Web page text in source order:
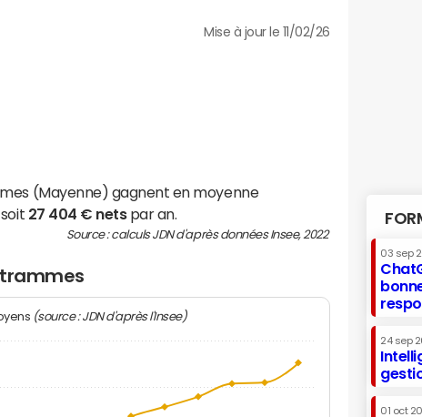
Mise à jour le 11/02/26
(Mayenne) gagnent en moyenne
27 404 € netspar an.
Source : calculs JDN d'après données Insee, 2022
(source : JDN d'après l'Insee)
03 sep
24 sep
01 oct